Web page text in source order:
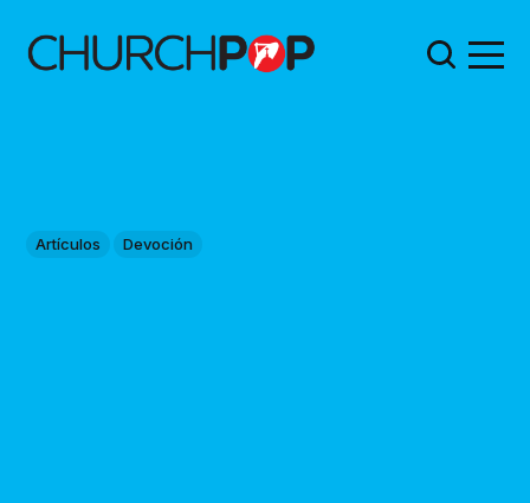
Artículos Devoción